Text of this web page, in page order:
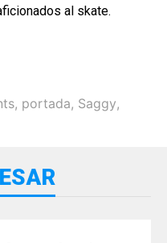
al skate.
, portada, Saggy,